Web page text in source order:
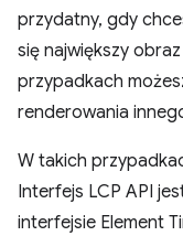
przydatny, gdy
się największy
przypadkach
renderowania
W takich
Interfejs LCP API
interfejsie Element